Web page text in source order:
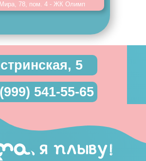
78, пом. 4 - ЖК Олимп
5
541-55-65